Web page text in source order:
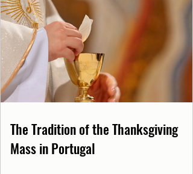
The Tradition of the Thanksgiving
Mass in Portugal